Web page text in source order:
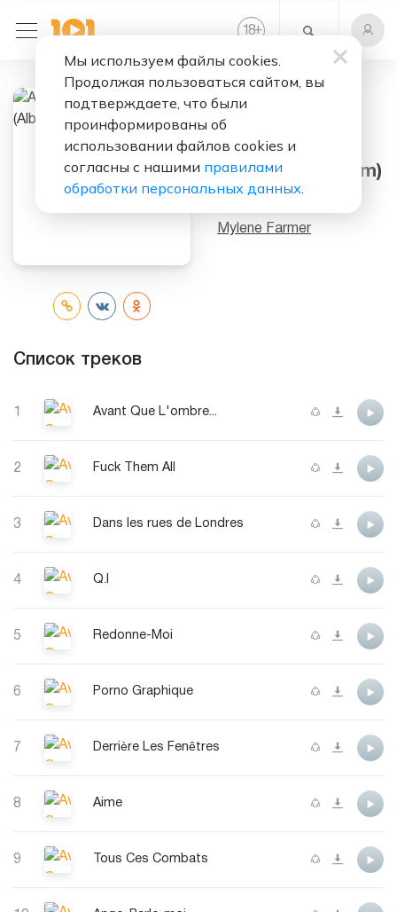
18+
Слушать бесплатно
Avant Que
L'Ombre... (Album)
Mylene Farmer
Список треков
1 Avant Que L'ombre...
2 Fuck Them All
3 Dans les rues de Londres
4 Q.I
5 Redonne-Moi
6 Porno Graphique
7 Derrière Les Fenêtres
8 Aime
9 Tous Ces Combats
Мы используем файлы cookies.
Продолжая пользоваться сайтом, вы
подтверждаете, что были
проинформированы об
использовании файлов cookies и
согласны с нашими правилами
обработки персональных данных.